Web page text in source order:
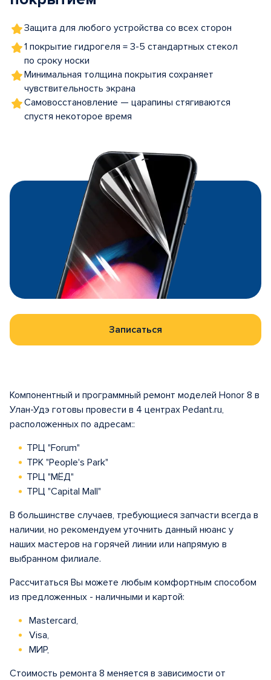
Защита для любого устройства со всех сторон
1 покрытие гидрогеля = 3-5 стандартных стекол
по сроку носки
Минимальная толщина покрытия сохраняет
чувствительность экрана
Самовосстановление — царапины стягиваются
спустя некоторое время
Записаться
Компонентный и программный ремонт моделей Honor 8 в
Улан-Удэ готовы провести в 4 центрах Pedant.ru,
расположенных по адресам::
ТРЦ "Forum"
ТРК "People's Park"
ТРЦ "МЁД"
ТРЦ "Capital Mall"
В большинстве случаев, требующиеся запчасти всегда в
наличии, но рекомендуем уточнить данный нюанс у
наших мастеров на горячей линии или напрямую в
выбранном филиале.
Рассчитаться Вы можете любым комфортным способом
из предложенных - наличными и картой:
Mastercard,
Visa,
МИР,
Стоимость ремонта 8 меняется в зависимости от